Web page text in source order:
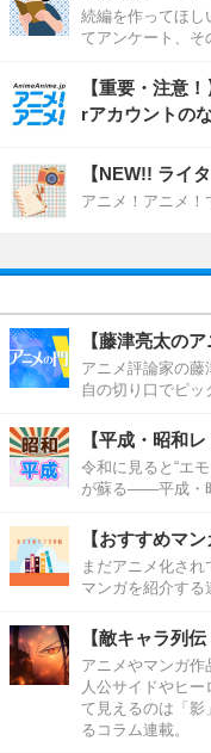
続編を作ってほし
てアンケート、そ
【重要・注意
rアカウントの
【NEW!! ライ
アニメ！アニメ！
【藤津亮太のア
アニメ評論家の
自の切り口でピッ
【平成・昭和
令和に見ると“エ
が蘇る――平成・
【おすすめマン
まだアニメ化さ
マンガを紹介する
【敵キャラ列
アニメやマンガ
人公サイドやヒ
て見えるのは「影
るコラム連載。